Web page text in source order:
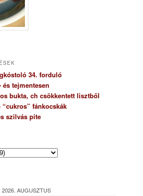
34. forduló
tejmentesen
bukta, ch csökkentett lisztből
fánkocskák
szilvás pite
2026. AUGUSZTUS